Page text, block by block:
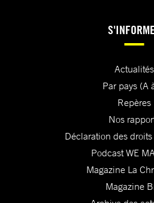
Actualités
Par pays (A
Repères
Nos
Déclaration des
Podcast WE
Magazine La
Magazine